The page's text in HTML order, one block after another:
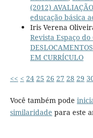
(2012)
educação básica
Iris Verena
Revista Espaço
EM CURRÍCULO
<< < 24 25 26 27 28 29
Você também pode
similaridade para este